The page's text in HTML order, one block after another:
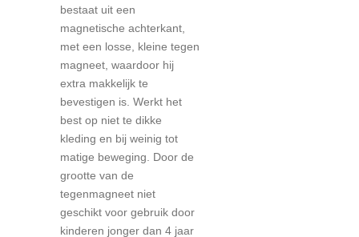
bestaat uit een
magnetische achterkant,
met een losse, kleine tegen
magneet, waardoor hij
extra makkelijk te
bevestigen is. Werkt het
best op niet te dikke
kleding en bij weinig tot
matige beweging. Door de
grootte van de
tegenmagneet niet
geschikt voor gebruik door
kinderen jonger dan 4 jaar